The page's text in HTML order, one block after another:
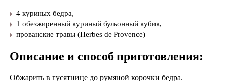
4 куриных бедра,
1 обезжиренный куриный бульонный кубик,
прованские травы (Herbes de Provence)
Описание и способ приготовления:
Обжарить в гусятнице до румяной корочки бедра.